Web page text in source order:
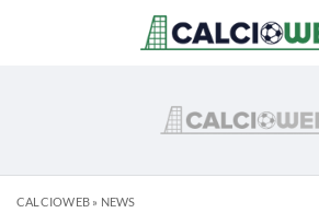
CALCIOWEB» NEWS